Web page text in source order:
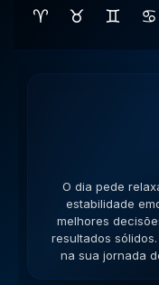
♈ ♉ ♊ ♋
O dia pede
versatilidade é
impasses de
sucesso.
jornada de